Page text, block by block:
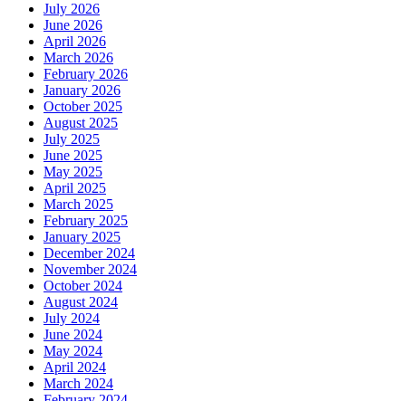
July 2026
June 2026
April 2026
March 2026
February 2026
January 2026
October 2025
August 2025
July 2025
June 2025
May 2025
April 2025
March 2025
February 2025
January 2025
December 2024
November 2024
October 2024
August 2024
July 2024
June 2024
May 2024
April 2024
March 2024